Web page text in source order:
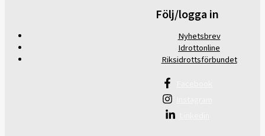
Följ/logga in
Nyhetsbrev
Idrottonline
Riksidrottsförbundet